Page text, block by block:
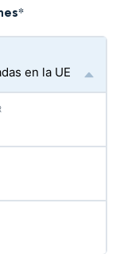
*
en la UE